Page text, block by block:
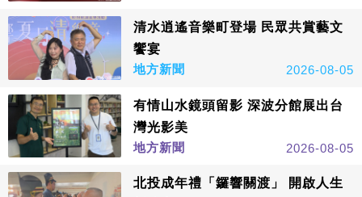
清水逍遙音樂町登場 民眾共賞藝文
饗宴
地方新聞
2026-08-05
有情山水鏡頭留影 深波分館展出台
灣光影美
地方新聞
2026-08-05
北投成年禮「鑼響關渡」 開啟人生